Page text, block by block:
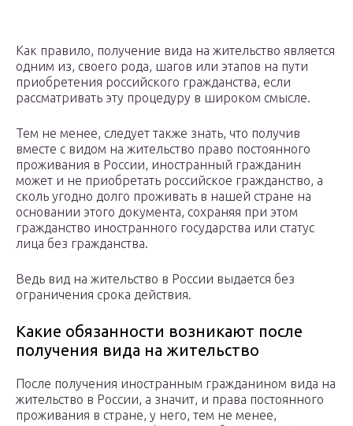
Как правило, получение вида на жительство является
одним из, своего рода, шагов или этапов на пути
приобретения российского гражданства, если
рассматривать эту процедуру в широком смысле.
Тем не менее, следует также знать, что получив
вместе с видом на жительство право постоянного
проживания в России, иностранный гражданин
может и не приобретать российское гражданство, а
сколь угодно долго проживать в нашей стране на
основании этого документа, сохраняя при этом
гражданство иностранного государства или статус
лица без гражданства.
Ведь вид на жительство в России выдается без
ограничения срока действия.
Какие обязанности возникают после
получения вида на жительство
После получения иностранным гражданином вида на
жительство в России, а значит, и права постоянного
проживания в стране, у него, тем не менее,